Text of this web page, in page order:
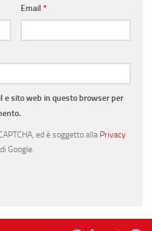
Email *
e sito web in questo browser per
ed è soggetto alla Privacy
di Google.